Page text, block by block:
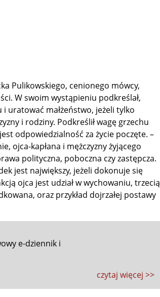
Pulikowskiego, cenionego mówcy,
W swoim wystąpieniu podkreślał,
uratować małżeństwo, jeżeli tylko
i rodziny. Podkreślił wagę grzechu
odpowiedzialność za życie poczęte. –
ojca-kapłana i mężczyzny żyjącego
polityczna, poboczna czy zastępcza.
jest największy, jeżeli dokonuje się
ojca jest udział w wychowaniu, trzecią
oraz przykład dojrzałej postawy
e-dziennik i
czytaj więcej >>